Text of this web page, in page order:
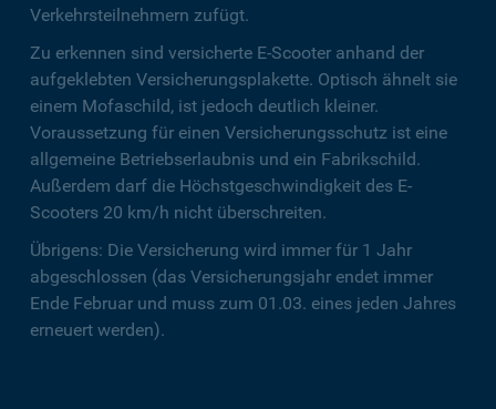
Verkehrsteilnehmern zufügt.
Zu erkennen sind versicherte E-Scooter anhand der
aufgeklebten Versicherungsplakette. Optisch ähnelt sie
einem Mofaschild, ist jedoch deutlich kleiner.
Voraussetzung für einen Versicherungsschutz ist eine
allgemeine Betriebserlaubnis und ein Fabrikschild.
Außerdem darf die Höchstgeschwindigkeit des E-
Scooters 20 km/h nicht überschreiten.
Übrigens: Die Versicherung wird immer für 1 Jahr
abgeschlossen (das Versicherungsjahr endet immer
Ende Februar und muss zum 01.03. eines jeden Jahres
erneuert werden).